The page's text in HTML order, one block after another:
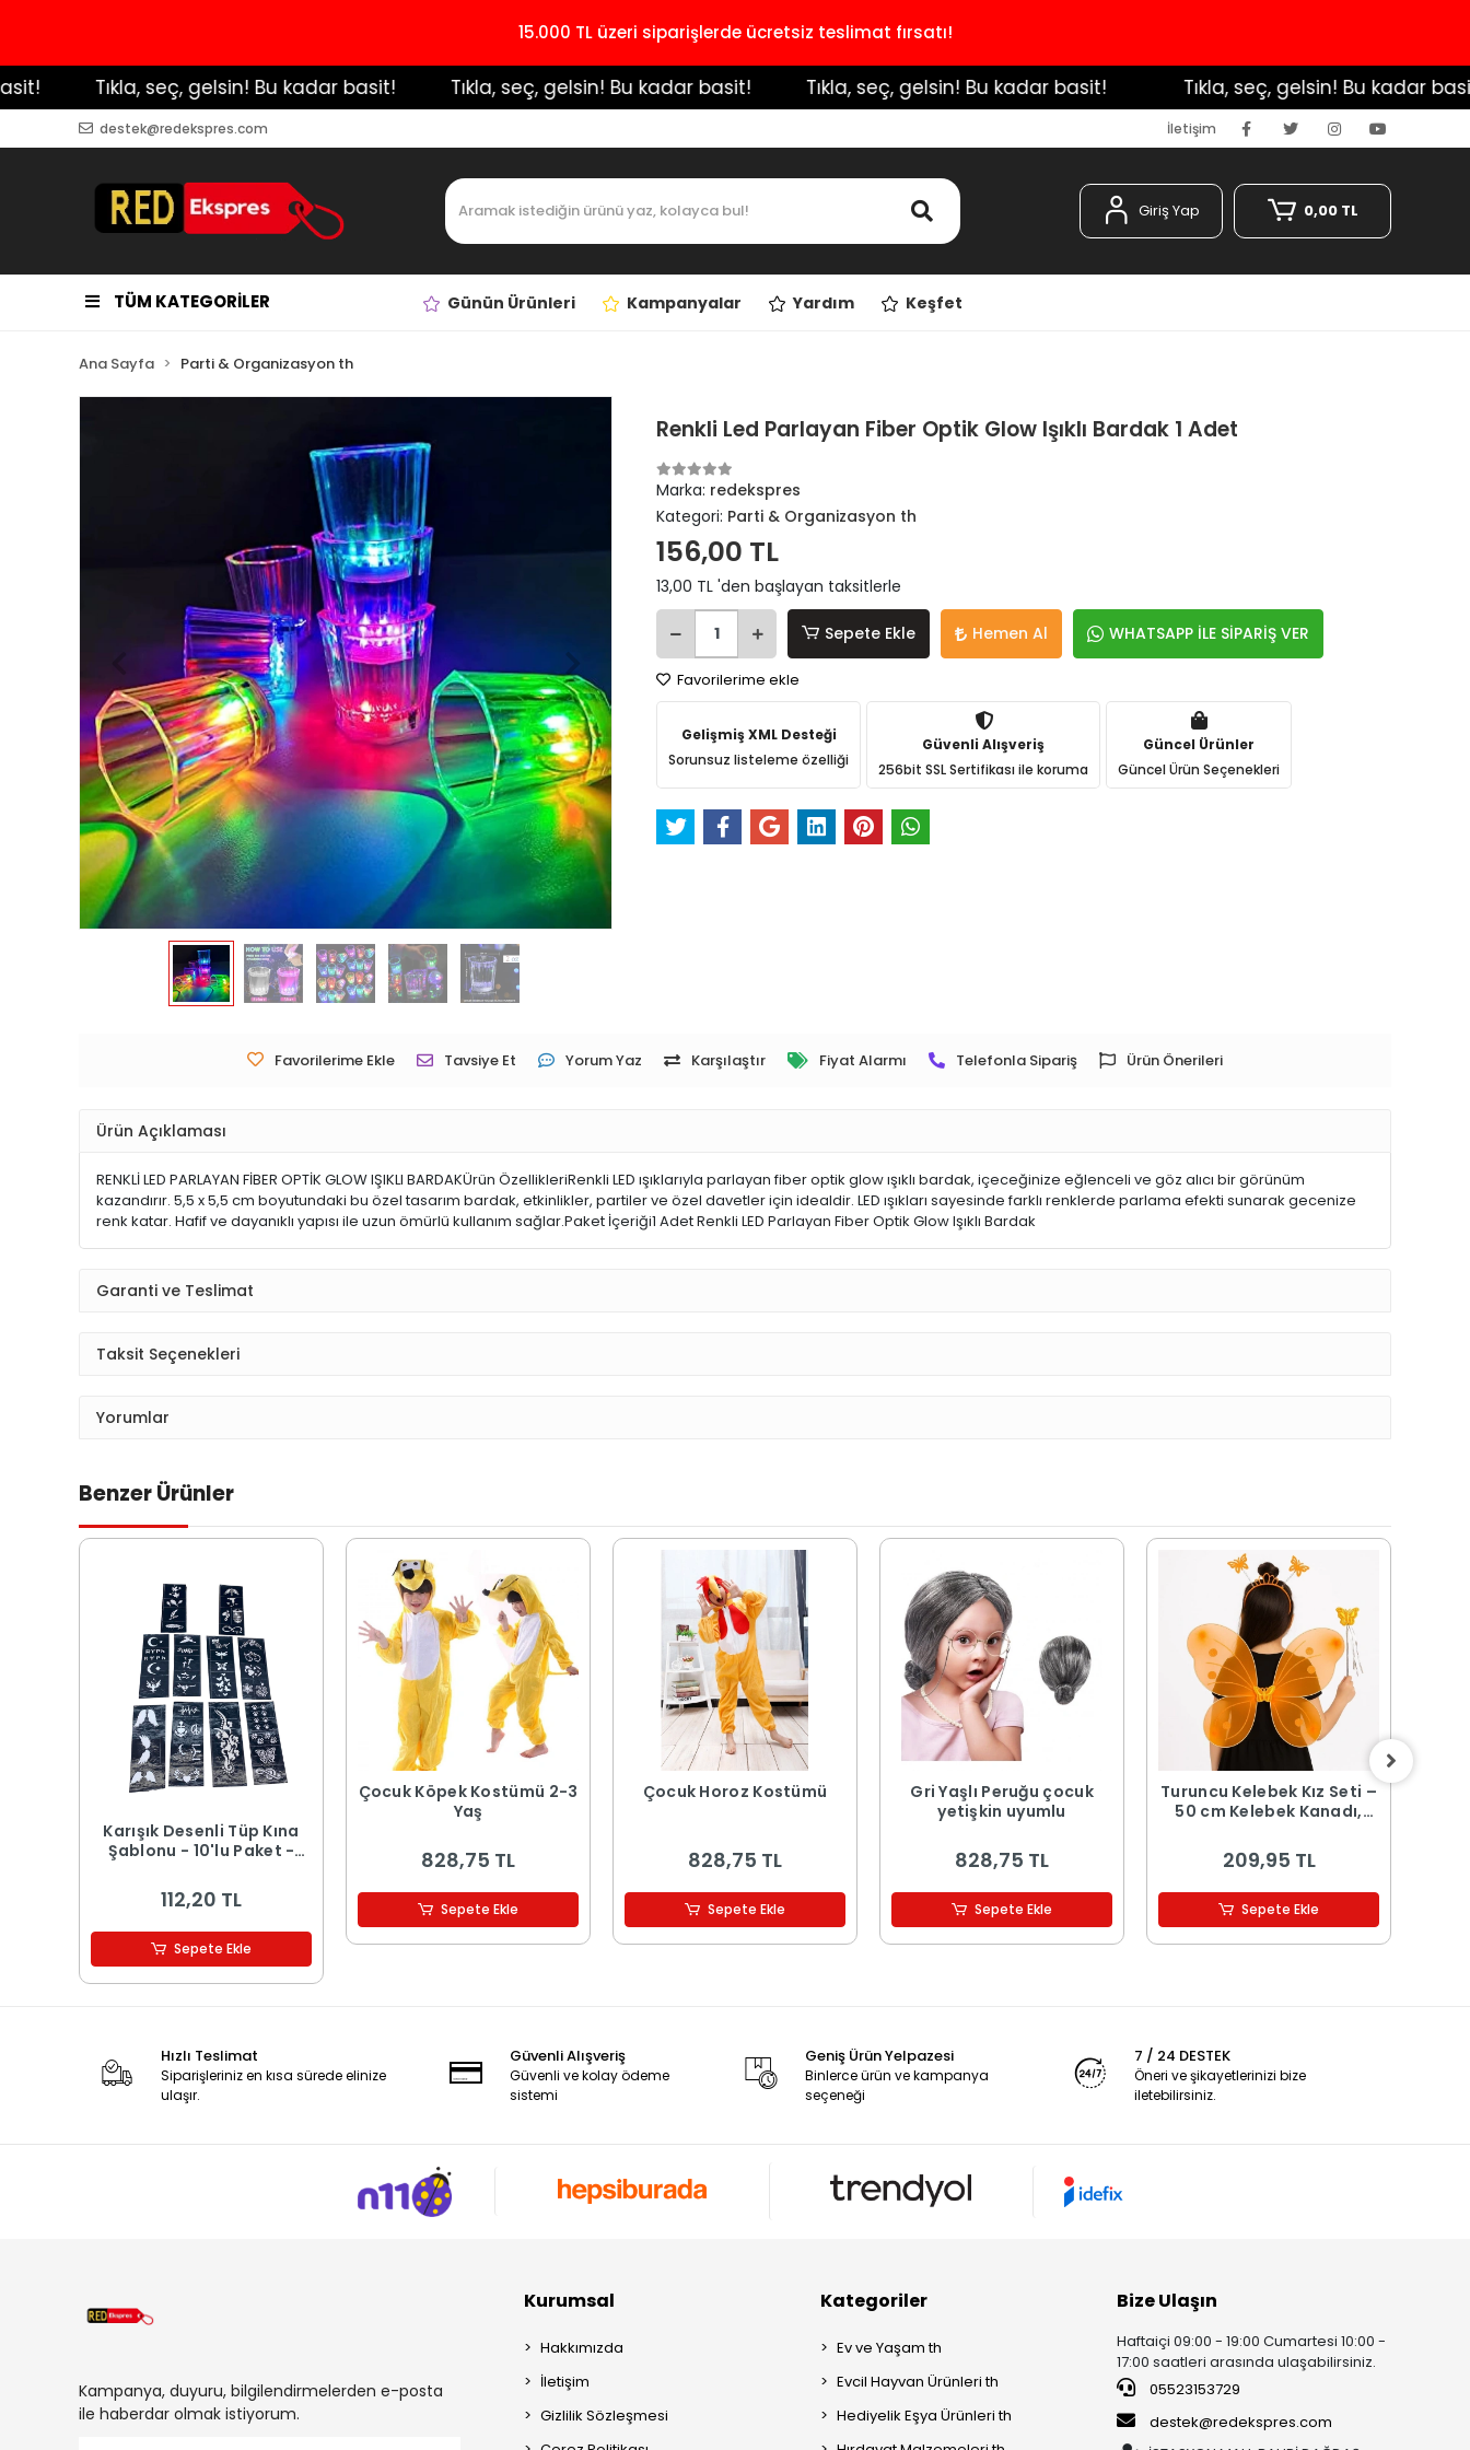
15.000 TL üzeri siparişlerde ücretsiz teslimat fırsatı!
️ Tıkla, seç, gelsin! Bu kadar basit! ️ Tıkla, seç, gelsin! Bu kadar basit! ️ Tıkla, seç, gelsin! Bu kadar basit! ️ Tıkla, seç, gelsin! Bu kadar basit!
destek@redekspres.com İletişim
Giriş Yap 0,00 TL
TÜM KATEGORİLER Günün Ürünleri Kampanyalar Yardım Keşfet
Ana Sayfa Parti & Organizasyon th
Renkli Led Parlayan Fiber Optik Glow Işıklı Bardak 1 Adet
Marka: redekspres
Kategori: Parti & Organizasyon th
156,00 TL
13,00 TL 'den başlayan taksitlerle
Sepete Ekle Hemen Al WHATSAPP İLE SİPARİŞ VER
Favorilerime ekle
Gelişmiş XML Desteği
Sorunsuz listeleme özelliği
Güvenli Alışveriş
256bit SSL Sertifikası ile koruma
Güncel Ürünler
Güncel Ürün Seçenekleri
Favorilerime Ekle Tavsiye Et Yorum Yaz Karşılaştır Fiyat Alarmı Telefonla Sipariş Ürün Önerileri
Ürün Açıklaması
RENKLİ LED PARLAYAN FİBER OPTİK GLOW IŞIKLI BARDAKÜrün ÖzellikleriRenkli LED ışıklarıyla parlayan fiber optik glow ışıklı bardak, içeceğinize eğlenceli ve göz alıcı bir görünüm
kazandırır. 5,5 x 5,5 cm boyutundaki bu özel tasarım bardak, etkinlikler, partiler ve özel davetler için idealdir. LED ışıkları sayesinde farklı renklerde parlama efekti sunarak gecenize
renk katar. Hafif ve dayanıklı yapısı ile uzun ömürlü kullanım sağlar.Paket İçeriği1 Adet Renkli LED Parlayan Fiber Optik Glow Işıklı Bardak
Garanti ve Teslimat
Taksit Seçenekleri
Yorumlar
Benzer Ürünler
Karışık Desenli Tüp Kına
Şablonu - 10'lu Paket -
112,20 TL
Sepete Ekle
Çocuk Köpek Kostümü 2-3
Yaş
828,75 TL
Sepete Ekle
Çocuk Horoz Kostümü
828,75 TL
Sepete Ekle
Gri Yaşlı Peruğu çocuk
yetişkin uyumlu
828,75 TL
Sepete Ekle
Turuncu Kelebek Kız Seti –
50 cm Kelebek Kanadı,
209,95 TL
Sepete Ekle
Hızlı Teslimat
Siparişleriniz en kısa sürede elinize
ulaşır.
Güvenli Alışveriş
Güvenli ve kolay ödeme
sistemi
Geniş Ürün Yelpazesi
Binlerce ürün ve kampanya
seçeneği
7 / 24 DESTEK
Öneri ve şikayetlerinizi bize
iletebilirsiniz.
Kampanya, duyuru, bilgilendirmelerden e-posta
ile haberdar olmak istiyorum.
Kurumsal
Hakkımızda
İletişim
Gizlilik Sözleşmesi
Kategoriler
Ev ve Yaşam th
Evcil Hayvan Ürünleri th
Hediyelik Eşya Ürünleri th
Bize Ulaşın
Haftaiçi 09:00 - 19:00 Cumartesi 10:00 -
17:00 saatleri arasında ulaşabilirsiniz.
05523153729
destek@redekspres.com